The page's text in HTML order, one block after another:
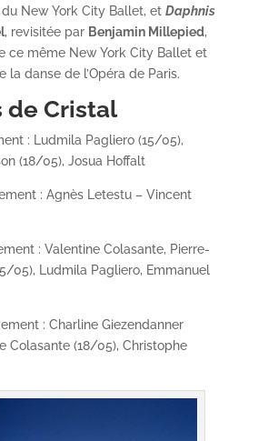
New York City Ballet, et Daphnis
, revisitée par Benjamin Millepied,
ce même New York City Ballet et
la danse de l’Opéra de Paris.
de Cristal
: Ludmila Pagliero (15/05),
(18/05), Josua Hoffalt
: Agnès Letestu – Vincent
: Valentine Colasante, Pierre-
05), Ludmila Pagliero, Emmanuel
: Charline Giezendanner
Colasante (18/05), Christophe